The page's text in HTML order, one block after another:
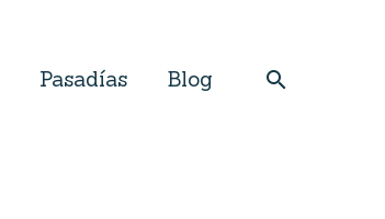
Pasadías Blog